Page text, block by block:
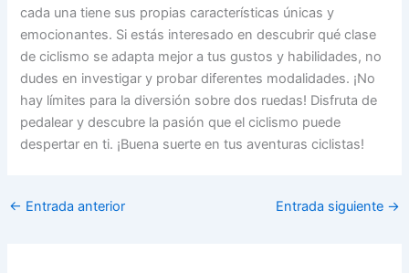
cada una tiene sus propias características únicas y
emocionantes. Si estás interesado en descubrir qué clase
de ciclismo se adapta mejor a tus gustos y habilidades, no
dudes en investigar y probar diferentes modalidades. ¡No
hay límites para la diversión sobre dos ruedas! Disfruta de
pedalear y descubre la pasión que el ciclismo puede
despertar en ti. ¡Buena suerte en tus aventuras ciclistas!
← Entrada anterior Entrada siguiente →